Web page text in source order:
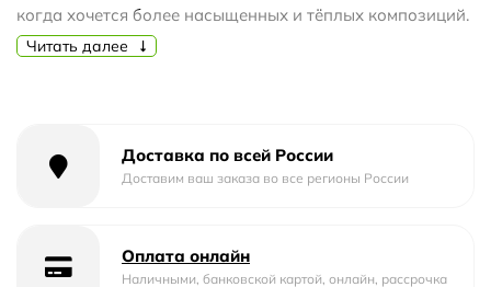
когда хочется более насыщенных и тёплых композиций.
Аромат относится к цветочному семейству, но его
представлен цветочными нотами, которые придают
свежесть и лёгкость. В сердце аромата расцветают
который делает звучание более глубоким и.
Читать далее
Доставка по всей России
Доставим ваш заказа во все регионы России
Оплата онлайн
Наличными, банковской картой, онлайн, рассрочка